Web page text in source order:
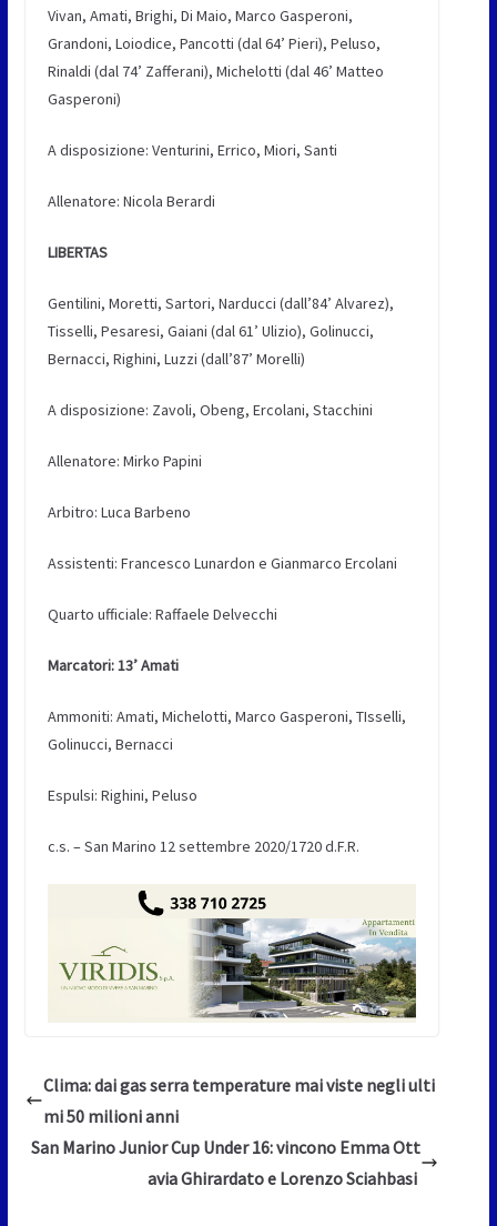
Vivan, Amati, Brighi, Di Maio, Marco Gasperoni,
Grandoni, Loiodice, Pancotti (dal 64’ Pieri), Peluso,
Rinaldi (dal 74’ Zafferani), Michelotti (dal 46’ Matteo
Gasperoni)
A disposizione: Venturini, Errico, Miori, Santi
Allenatore: Nicola Berardi
LIBERTAS
Gentilini, Moretti, Sartori, Narducci (dall’84’ Alvarez),
Tisselli, Pesaresi, Gaiani (dal 61’ Ulizio), Golinucci,
Bernacci, Righini, Luzzi (dall’87’ Morelli)
A disposizione: Zavoli, Obeng, Ercolani, Stacchini
Allenatore: Mirko Papini
Arbitro: Luca Barbeno
Assistenti: Francesco Lunardon e Gianmarco Ercolani
Quarto ufficiale: Raffaele Delvecchi
Marcatori: 13’ Amati
Ammoniti: Amati, Michelotti, Marco Gasperoni, TIsselli,
Golinucci, Bernacci
Espulsi: Righini, Peluso
c.s. – San Marino 12 settembre 2020/1720 d.F.R.
Clima: dai gas serra temperature mai viste negli ulti
mi 50 milioni anni
San Marino Junior Cup Under 16: vincono Emma Ott
avia Ghirardato e Lorenzo Sciahbasi